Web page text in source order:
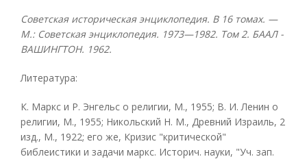
Советская историческая энциклопедия. В 16 томах. —
М.: Советская энциклопедия. 1973—1982. Том 2. БААЛ -
ВАШИНГТОН. 1962.
Литература:
К. Маркс и Р. Энгельс о религии, M., 1955; В. И. Ленин о
религии, М., 1955; Никольский Н. M., Древний Израиль, 2
изд., М., 1922; его же, Кризис "критической"
библеистики и задачи маркс. Историч. науки, "Уч. зап.